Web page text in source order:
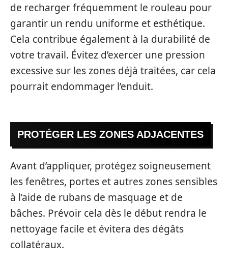
de recharger fréquemment le rouleau pour
garantir un rendu uniforme et esthétique.
Cela contribue également à la durabilité de
votre travail. Évitez d’exercer une pression
excessive sur les zones déjà traitées, car cela
pourrait endommager l’enduit.
PROTÉGER LES ZONES ADJACENTES
Avant d’appliquer, protégez soigneusement
les fenêtres, portes et autres zones sensibles
à l’aide de rubans de masquage et de
bâches. Prévoir cela dès le début rendra le
nettoyage facile et évitera des dégâts
collatéraux.